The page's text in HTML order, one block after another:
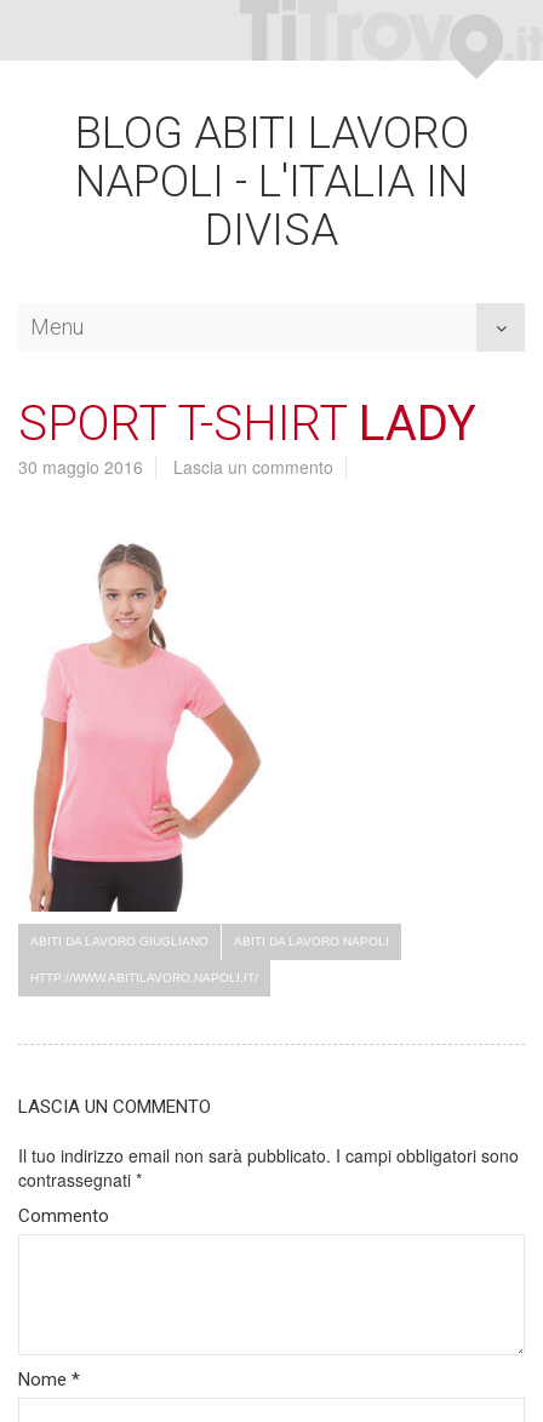
BLOG ABITI LAVORO
NAPOLI - L'ITALIA IN
DIVISA
Menu
SPORT T-SHIRT LADY
30 maggio 2016 Lascia un commento
ABITI DA LAVORO GIUGLIANO ABITI DA LAVORO NAPOLI
HTTP://WWW.ABITILAVORO.NAPOLI.IT/
LASCIA UN COMMENTO
Il tuo indirizzo email non sarà pubblicato. I campi obbligatori sono
contrassegnati *
Commento
Nome *